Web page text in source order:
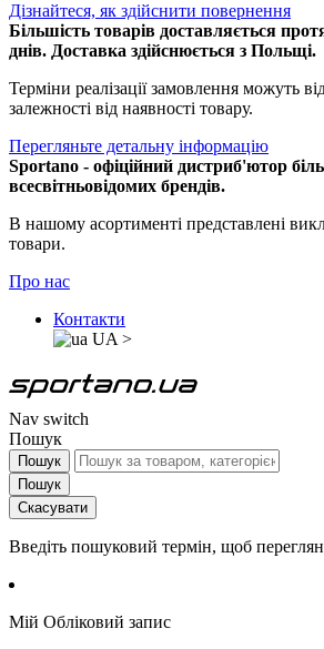
Дізнайтеся, як здійснити повернення
Більшість товарів доставляється
днів. Доставка здійснюється з Польщі.
Терміни реалізації замовлення можуть
залежності від наявності товару.
Перегляньте детальну інформацію
Sportano - офіційний дистриб'ютор
всесвітньовідомих брендів.
В нашому асортименті представлені
товари.
Про нас
Контакти
UA >
Nav switch
Пошук
Пошук
Пошук
Скасувати
Введіть пошуковий термін, щоб
Мій Обліковий запис